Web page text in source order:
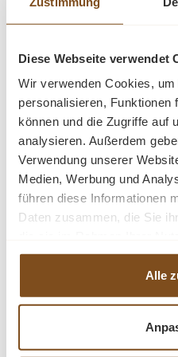
Diese Webseite verwendet
Wir verwenden Cookies,
personalisieren, Funktionen
können und die Zugriffe auf
analysieren. Außerdem
Verwendung unserer
Medien, Werbung und
führen diese Informationen
Daten zusammen, die Sie
haben.
Alle
Langlebigkeit auch auf
Der Schrank ist nicht
Abmessungen H/B/T:
schwarz lackiert
Farbe: schwarz
2 Einlegeböden
1 Kleiderstange
Produktinformationen